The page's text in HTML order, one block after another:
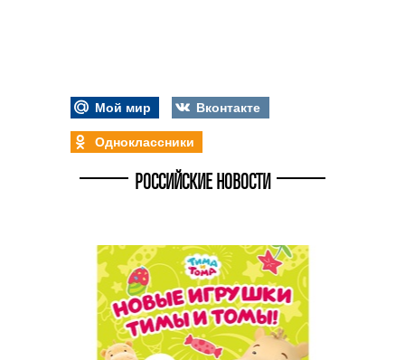
Мой мир
Вконтакте
Одноклассники
РОССИЙСКИЕ НОВОСТИ